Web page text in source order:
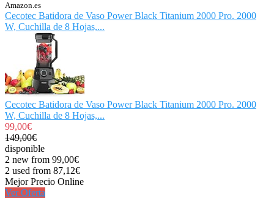
Amazon.es
Cecotec Batidora de Vaso Power Black Titanium 2000 Pro. 2000
W, Cuchilla de 8 Hojas,...
Cecotec Batidora de Vaso Power Black Titanium 2000 Pro. 2000
W, Cuchilla de 8 Hojas,...
99,00€
149,00€
disponible
2 new from 99,00€
2 used from 87,12€
Mejor Precio Online
Ver Oferta